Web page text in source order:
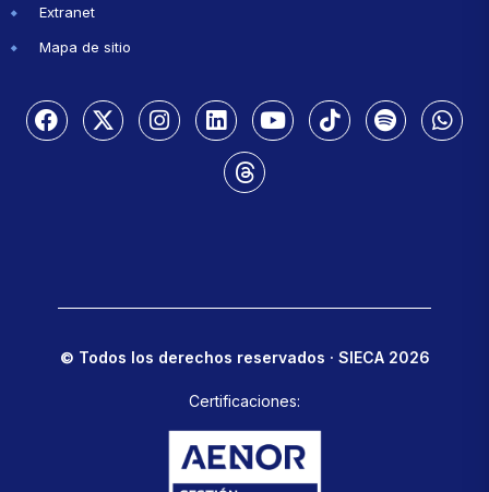
Extranet
Mapa de sitio
© Todos los derechos reservados · SIECA 2026
Certificaciones: